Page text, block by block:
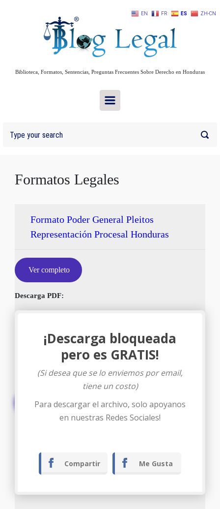
Biblioteca, Formatos, Sentencias, Preguntas Frecuentes Sobre Derecho en Honduras
Formatos Legales
Formato Poder General Pleitos
Representación Procesal Honduras
Ver completo
Descarga PDF:
Descargar
¡Descarga bloqueada
pero es GRATIS!
(Si desea que se lo enviemos por email,
tiene un costo)
Para descargar el archivo, solo apoyanos
en nuestras Redes Sociales!
Compartir Me Gusta
EN FR ES ZH-CN